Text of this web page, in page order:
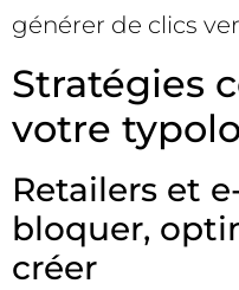
générer de clics
Stratégies
votre
Retailers et
bloquer,
créer